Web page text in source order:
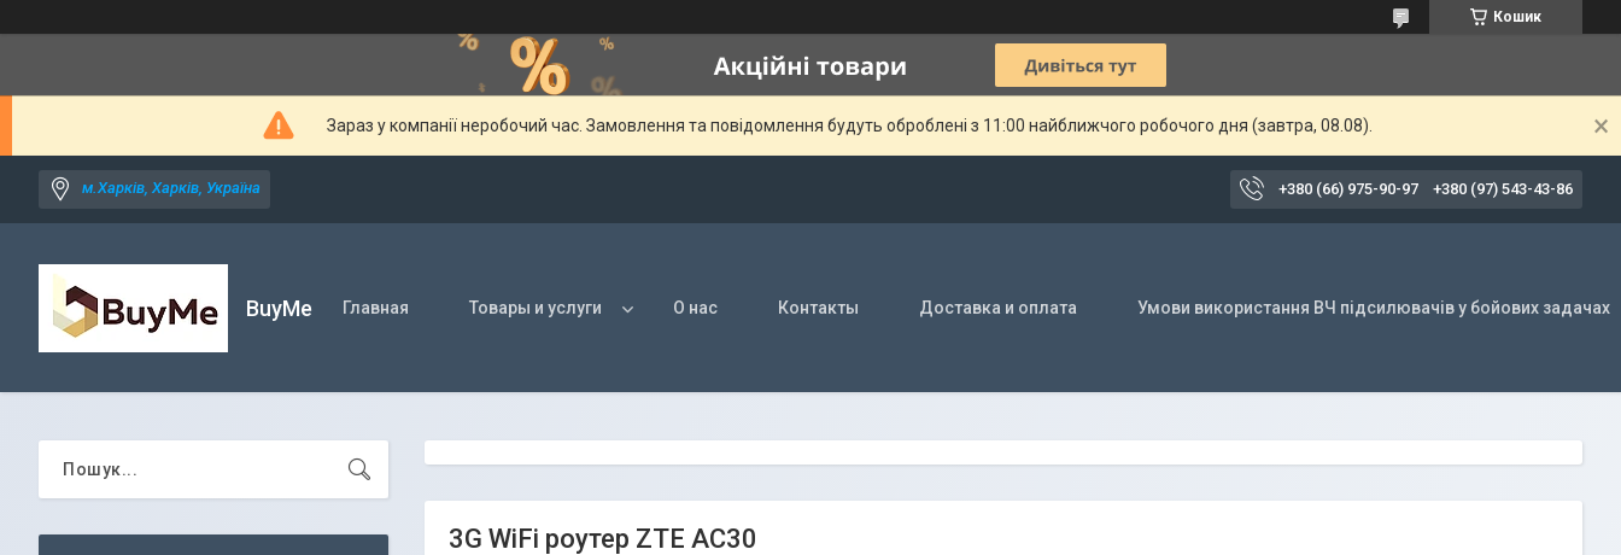
Кошик
Зараз у компанії неробочий час. Замовлення та повідомлення будуть оброблені з 11:00 найближчого робочого дня (завтра, 08.08).
м.Харків, Харків, Україна +380 (66) 975-90-97 +380 (97) 543-43-86
BuyMe Главная Товары и услуги О нас Контакты Доставка и оплата Умови використання ВЧ підсилювачів у бойових задачах
3G WiFi роутер ZTE AC30